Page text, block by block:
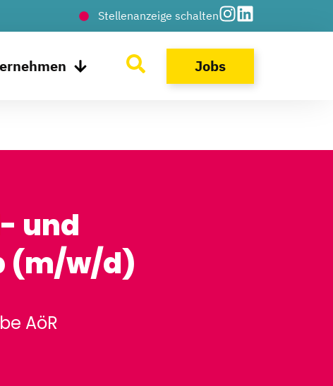
Stellenanzeige schalten
Jobs
und
(m/w/d)
AöR